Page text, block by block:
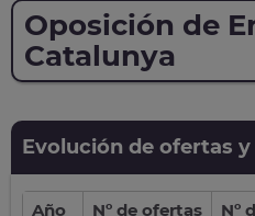
Oposición de
Catalunya
Evolución de ofertas
Año Nº de ofertas
Nº